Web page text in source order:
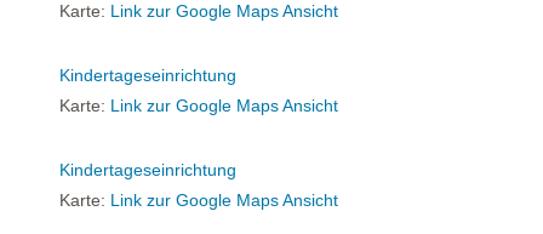
Karte: Link zur Google Maps Ansicht
Kindertageseinrichtung
Karte: Link zur Google Maps Ansicht
Kindertageseinrichtung
Karte: Link zur Google Maps Ansicht